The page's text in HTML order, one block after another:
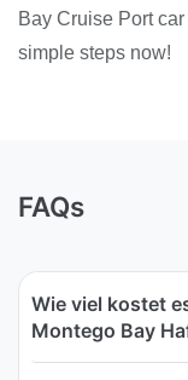
Bay Cruise Port
simple steps now!
FAQs
Wie viel kostet
Montego Bay